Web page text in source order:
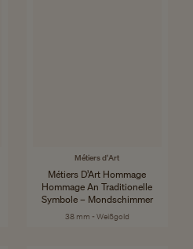
Métiers d'Art
Métiers D’Art Hommage
Hommage An Traditionelle
Symbole – Mondschimmer
38 mm - Weißgold